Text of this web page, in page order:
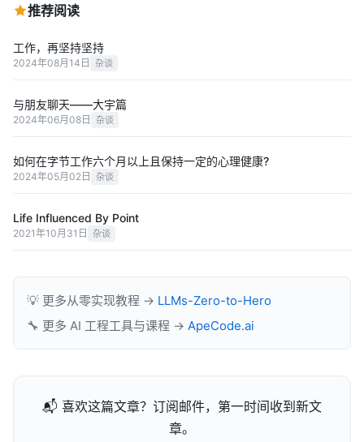
推荐阅读
工作，再坚持坚持
2024年08月14日 杂谈
与朋友聊天——大宇篇
2024年06月08日 杂谈
如何在字节工作六个月以上且保持一定的心理健康?
2024年05月02日 杂谈
Life Influenced By Point
2021年10月31日 杂谈
💡 更多从零实现教程 → LLMs-Zero-to-Hero
🔧 更多 AI 工程工具与课程 → ApeCode.ai
📬 喜欢这篇文章？订阅邮件，第一时间收到新文
章。